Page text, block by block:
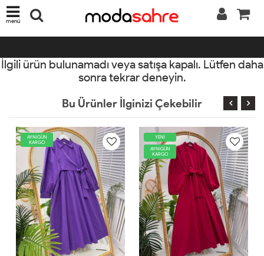
menü
İlgili ürün bulunamadı veya satışa kapalı. Lütfen daha
sonra tekrar deneyin.
Bu Ürünler İlginizi Çekebilir
YENİ
AYNIGÜN
KARGO
AYNIGÜN
KARGO